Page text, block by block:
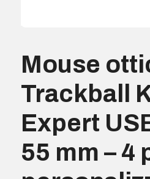
Mouse
Trackball
Expert
55 mm – 4